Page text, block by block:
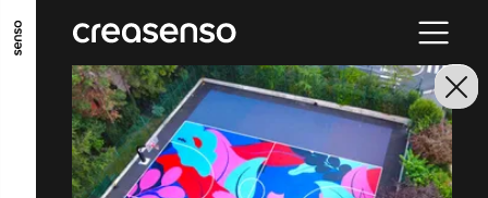
ALLER AU CONTENU PRINCIPAL
ALLER AU MENU PRINCIPAL
ALLER EN BAS DE PAGE